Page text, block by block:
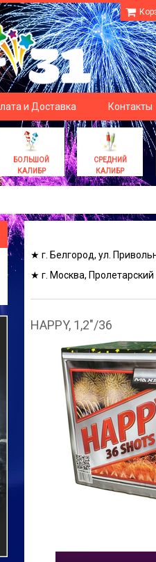
и Доставка Контакты
БОЛЬШОЙ
КАЛИБР
СРЕДНИЙ
КАЛИБР
★ г. Белгород, ул.
★ г. Москва, Пролетарский
HAPPY, 1,2"/36